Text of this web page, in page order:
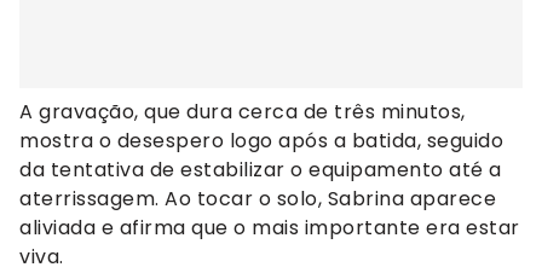
A gravação, que dura cerca de três minutos,
mostra o desespero logo após a batida, seguido
da tentativa de estabilizar o equipamento até a
aterrissagem. Ao tocar o solo, Sabrina aparece
aliviada e afirma que o mais importante era estar
viva.